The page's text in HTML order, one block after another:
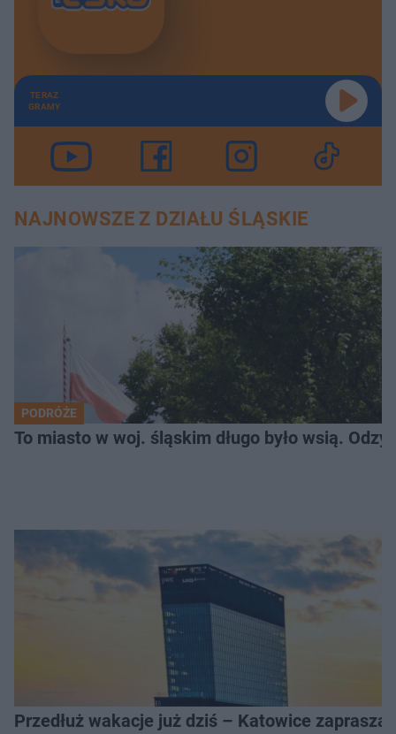
TERAZ
GRAMY
NAJNOWSZE Z DZIAŁU ŚLĄSKIE
PODRÓŻE
To miasto w woj. śląskim długo było wsią.
Przedłuż wakacje już dziś – Katowice